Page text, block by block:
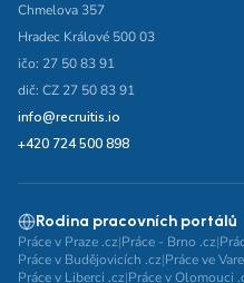
Chmelova 357
Hradec Králové 500 03
ičo: 27 50 83 91
dič: CZ 27 50 83 91
info@recruitis.io
+420 724 500 898
Rodina pracovních portálů
Práce v Praze .cz|Práce - Brno .cz|
Práce v Budějovicích .cz|Práce ve
Práce v Liberci .cz|Práce v Olomouci